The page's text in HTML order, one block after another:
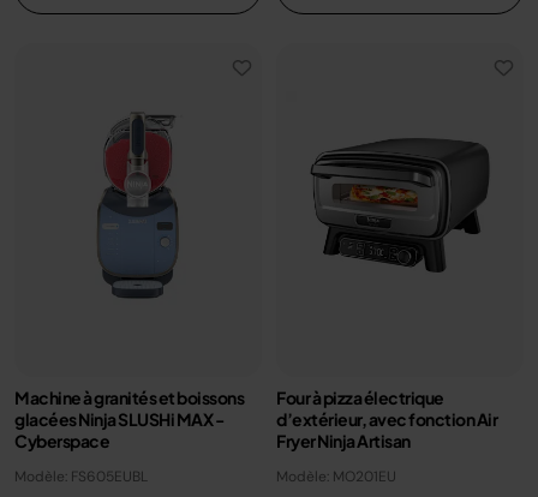
Machine à granités et boissons
glacées Ninja SLUSHi MAX -
Cyberspace
Modèle: FS605EUBL
Four à pizza électrique
d’extérieur, avec fonction Air
Fryer Ninja Artisan
Modèle: MO201EU